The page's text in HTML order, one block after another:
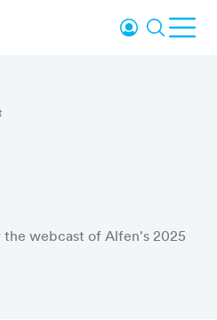
Se connecter
the webcast of Alfen's 2025